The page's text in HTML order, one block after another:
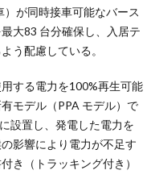
が同時接車可能なバース
大83 台分確保し、入居テ
う配慮している。
する電力を100%再生可能
モデル（PPA モデル）で
設置し、発電した電力を
影響により電力が不足す
き（トラッキング付き）